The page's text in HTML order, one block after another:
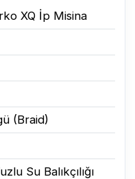
XQ İp Misina
(Braid)
Su Balıkçılığı